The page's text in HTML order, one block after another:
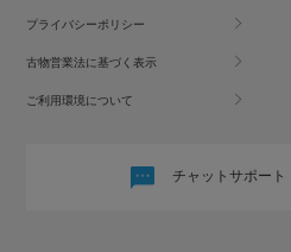
プライバシーポリシー
古物営業法に基づく表示
ご利用環境について
チャットサポート